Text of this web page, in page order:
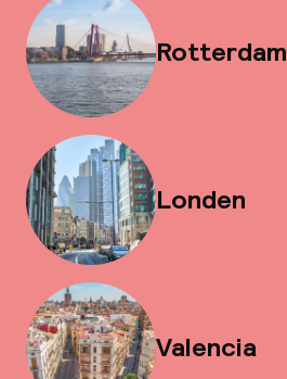
Rotterdam
Londen
Valencia